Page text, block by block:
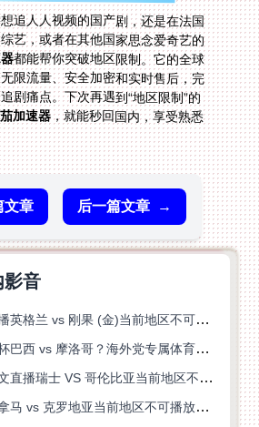
追人人视频的国产剧，还是在法国
艺，或者在其他国家思念爱奇艺的
都能帮你突破地区限制。它的全球
节点、多平台支持、无限流量、安全加密和实时售后，完
美解决了海外用户的追剧痛点。下次再遇到“地区限制”的
加速器，就能秒回国内，享受熟悉
文章 后一篇文章 →
影音
在海外看世界杯直播英格兰 vs 刚果 (金)当前地区不可播放？这篇指南帮你突破所有限制
在国外如何看世界杯巴西 vs 摩洛哥？海外党专属体育观赛指南来了
在国外看世界杯中文直播瑞士 VS 哥伦比亚当前地区不可播放？这篇指南帮你搞定
在国外看世界杯巴拿马 vs 克罗地亚当前地区不可播放？这篇指南帮你轻松解决海外体育直播难题